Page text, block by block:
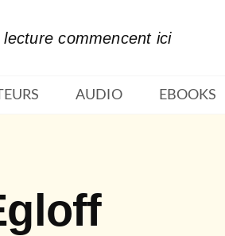
lecture commencent ici
AUDIO EBOOKS